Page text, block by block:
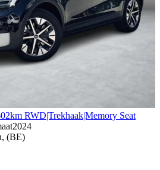
RWD|Trekhaak|Memory Seat
2024
(BE)